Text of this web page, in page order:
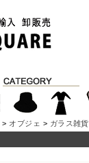
> オブジェ > ガラス雑貨